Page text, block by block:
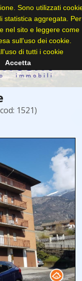
1521)
Sono utilizzati
statistica aggregata. Per
nel sito e leggere come
sull'uso dei cookie.
di tutti i cookie
Accetta